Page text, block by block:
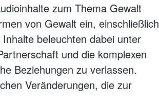
zum Thema Gewalt
von Gewalt ein, einschließlich
beleuchten dabei unter
und die komplexen
Beziehungen zu verlassen.
Veränderungen, die zur